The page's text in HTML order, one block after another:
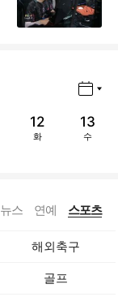
12
화
13
수
뉴스 연예 스포츠
해외축구
골프